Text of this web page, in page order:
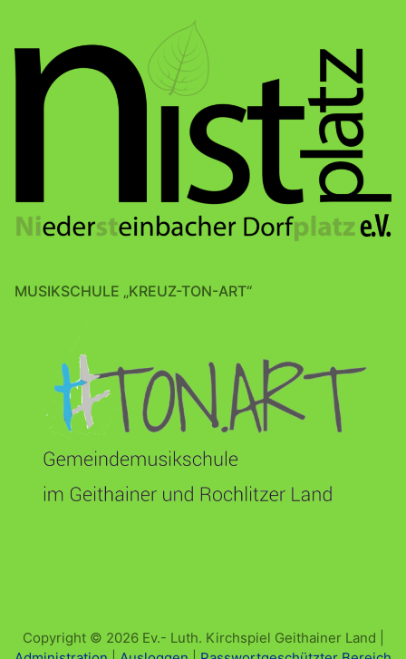
MUSIKSCHULE „KREUZ-TON-ART“
Copyright © 2026 Ev.- Luth. Kirchspiel Geithainer Land |